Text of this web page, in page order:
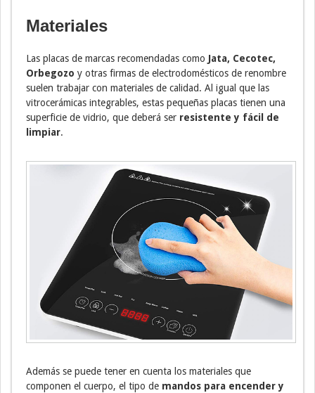
Materiales
Las placas de marcas recomendadas como Jata, Cecotec,
Orbegozo y otras firmas de electrodomésticos de renombre
suelen trabajar con materiales de calidad. Al igual que las
vitrocerámicas integrables, estas pequeñas placas tienen una
superficie de vidrio, que deberá ser resistente y fácil de
limpiar.
Además se puede tener en cuenta los materiales que
componen el cuerpo, el tipo de mandos para encender y